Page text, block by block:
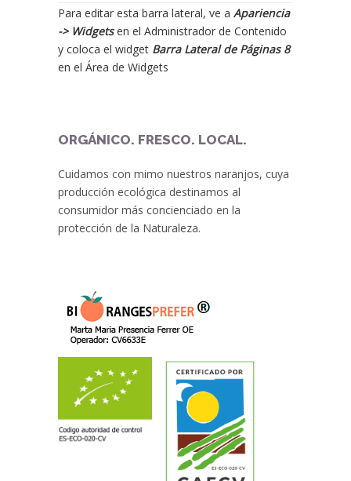
Para editar esta barra lateral, ve a Apariencia
-> Widgetsen el Administrador de Contenido
y coloca el widget Barra Lateral de Páginas 8
en el Área de Widgets
ORGÁNICO. FRESCO. LOCAL.
Cuidamos con mimo nuestros naranjos, cuya
producción ecológica destinamos al
consumidor más concienciado en la
protección de la Naturaleza.